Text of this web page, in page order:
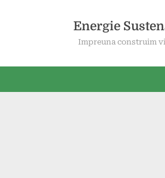
Energie
Impreuna construim